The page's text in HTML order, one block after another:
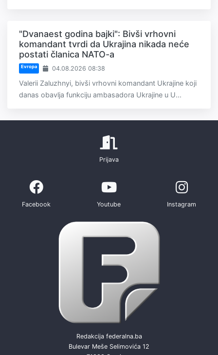
"Dvanaest godina bajki": Bivši vrhovni
komandant tvrdi da Ukrajina nikada neće
postati članica NATO-a
Evropa 04.08.2026 08:38
Valerii Zaluzhnyi, bivši vrhovni komandant Ukrajine koji
danas obavlja funkciju ambasadora Ukrajine u U...
Prijava
Facebook Youtube Instagram
Redakcija federalna.ba
Bulevar Meše Selimovića 12